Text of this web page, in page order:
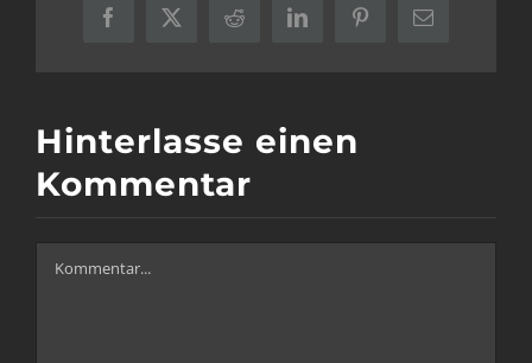
Facebook
X Reddit LinkedInPinterest
E-
Hinterlasse einen
Kommentar
Kommentar